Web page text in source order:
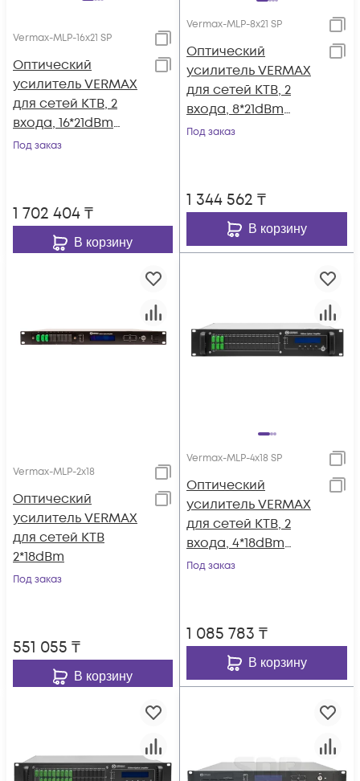
Vermax-MLP-16x21 SP
Оптический
усилитель VERMAX
для сетей КТВ, 2
входа, 16*21dBm
выхода, WDM
Под заказ
1 702 404₸
В корзину
Vermax-MLP-8x21 SP
Оптический
усилитель VERMAX
для сетей КТВ, 2
входа, 8*21dBm
выходов, WDM
Под заказ
1 344 562 ₸
В корзину
Vermax-MLP-2x18
Оптический
усилитель VERMAX
для сетей КТВ
2*18dBm
Под заказ
551 055 ₸
В корзину
Vermax-MLP-4x18 SP
Оптический
усилитель VERMAX
для сетей КТВ, 2
входа, 4*18dBm
выхода, WDM
Под заказ
1 085 783 ₸
В корзину